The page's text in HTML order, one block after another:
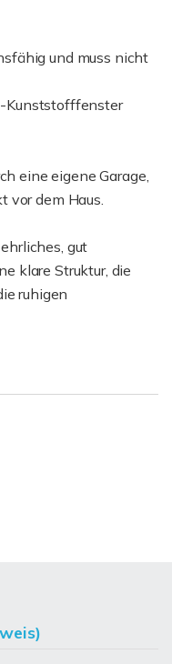
und muss nicht
Kunststofffenster
eine eigene Garage,
vor dem Haus.
gut
klare Struktur, die
ruhigen